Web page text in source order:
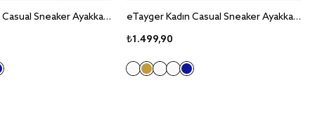
eTayger Kadın Casual Sneaker Ayakkabı E-2014
eTayger Kadın Casual Sneaker Ayakkabı E-2014
₺1.499,90